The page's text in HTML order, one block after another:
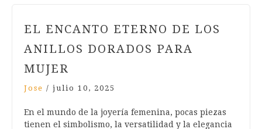
EL ENCANTO ETERNO DE LOS
ANILLOS DORADOS PARA
MUJER
Jose / julio 10, 2025
En el mundo de la joyería femenina, pocas piezas
tienen el simbolismo, la versatilidad y la elegancia